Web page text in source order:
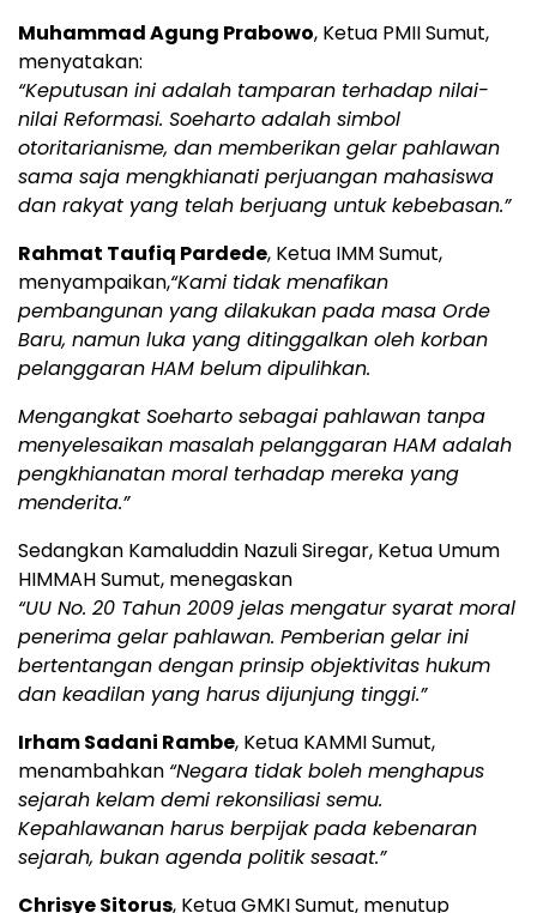
Muhammad Agung Prabowo, Ketua PMII Sumut,
menyatakan:
“Keputusan ini adalah tamparan terhadap nilai-
nilai Reformasi. Soeharto adalah simbol
otoritarianisme, dan memberikan gelar pahlawan
sama saja mengkhianati perjuangan mahasiswa
dan rakyat yang telah berjuang untuk kebebasan.”
Rahmat Taufiq Pardede, Ketua IMM Sumut,
menyampaikan,“Kami tidak menafikan
pembangunan yang dilakukan pada masa Orde
Baru, namun luka yang ditinggalkan oleh korban
pelanggaran HAM belum dipulihkan.
Mengangkat Soeharto sebagai pahlawan tanpa
menyelesaikan masalah pelanggaran HAM adalah
pengkhianatan moral terhadap mereka yang
menderita.”
Sedangkan Kamaluddin Nazuli Siregar, Ketua Umum
HIMMAH Sumut, menegaskan
“UU No. 20 Tahun 2009 jelas mengatur syarat moral
penerima gelar pahlawan. Pemberian gelar ini
bertentangan dengan prinsip objektivitas hukum
dan keadilan yang harus dijunjung tinggi.”
Irham Sadani Rambe, Ketua KAMMI Sumut,
menambahkan “Negara tidak boleh menghapus
sejarah kelam demi rekonsiliasi semu.
Kepahlawanan harus berpijak pada kebenaran
sejarah, bukan agenda politik sesaat.”
Chrisye Sitorus, Ketua GMKI Sumut, menutup